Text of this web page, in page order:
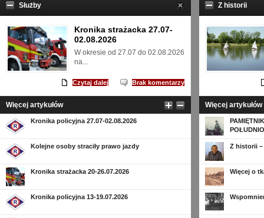
Służby
Kronika strażacka 27.07-
02.08.2026
W okresie od 27.07 do 02.08.2026
na...
Czytaj dalej Brak komentarzy
Więcej artykułów
Kronika policyjna 27.07-02.08.2026
Kolejne osoby straciły prawo jazdy
Kronika strażacka 20-26.07.2026
Kronika policyjna 13-19.07.2026
Z historii
Więcej artykułów
Z historii –
Więcej o